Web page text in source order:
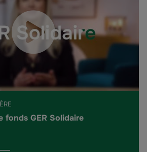
fonds GER Solidaire